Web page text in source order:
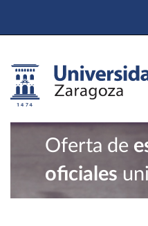
Oferta de
oficiales